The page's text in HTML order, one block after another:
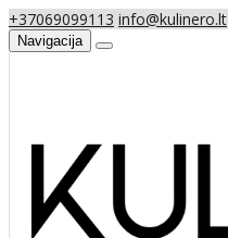
+37069099113 info@kulinero.lt
Navigacija